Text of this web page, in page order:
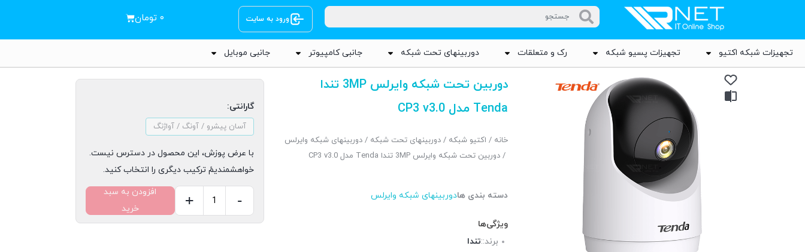
ورود به سایت ۰ تومان
تجهیزات شبکه اکتیو تجهیزات پسیو شبکه رک و متعلقات دوربینهای تحت شبکه جانبی کامپیوتر جانبی موبایل
دوربین تحت شبکه وایرلس 3MP تندا
Tenda مدل CP3 v3.0
خانه / اکتیو شبکه /دوربینهای تحت شبکه /دوربینهای شبکه وایرلس
/ دوربین تحت شبکه وایرلس 3MP تندا Tenda مدل CP3 v3.0
دسته بندی هادوربینهای شبکه وایرلس
ویژگی‌ها
برند::تندا
گارانتی:
آسان پیشرو / آونگ / آواژنگ
با عرض پوزش، این محصول در دسترس نیست.
خواهشمندیمً ترکیب دیگری را انتخاب کنید.
-
+
افزودن به سبد
خرید